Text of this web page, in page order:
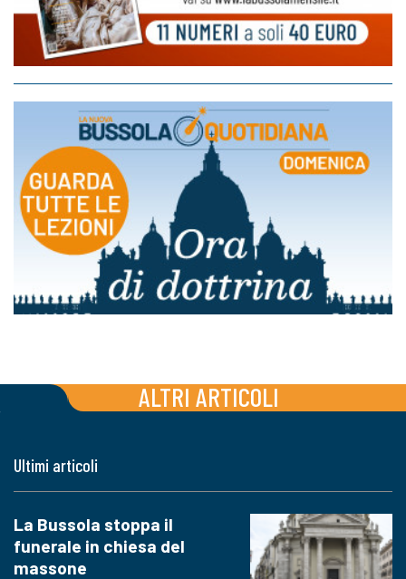
ALTRI ARTICOLI
Ultimi articoli
La Bussola stoppa il
funerale in chiesa del
massone